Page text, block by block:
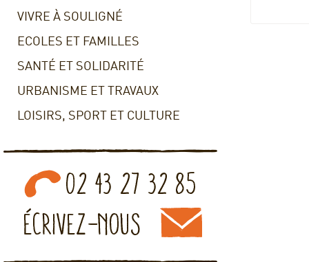
VIVRE À SOULIGNÉ
ECOLES ET FAMILLES
SANTÉ ET SOLIDARITÉ
URBANISME ET TRAVAUX
LOISIRS, SPORT ET CULTURE